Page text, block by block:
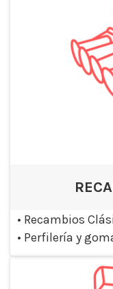
• Recambios
• Perfilería y